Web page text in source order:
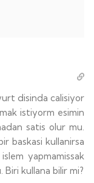
disinda calisiyor
istiyorm esimin
satis olur mu.
baskasi kullanirsa
yapmamissak
kullana bilir mi?